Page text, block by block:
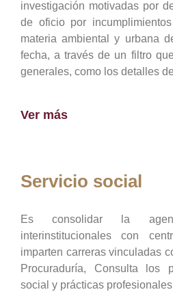
investigación motivadas por
de oficio por
materia ambiental y urbana
fecha, a través de un filtro
generales, como los detalles
Ver más
Servicio social
Es consolidar la
interinstitucionales con
imparten carreras vinculadas
Procuraduría, Consulta los
social y prácticas